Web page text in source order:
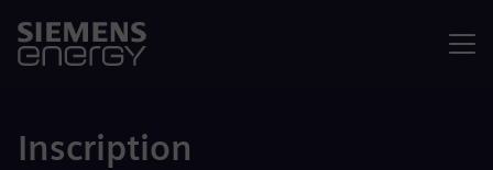
Inscription